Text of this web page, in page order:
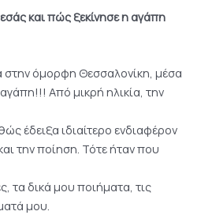
εσάς και πώς ξεκίνησε η αγάπη
στην όμορφη Θεσσαλονίκη, μέσα
Από μικρή ηλικία, την
έδειξα ιδιαίτερο ενδιαφέρον
την ποίηση. Τότε ήταν που
τα δικά μου ποιήματα, τις
μου.